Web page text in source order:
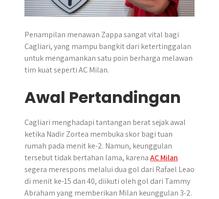
Penampilan menawan Zappa sangat vital bagi
Cagliari, yang mampu bangkit dari ketertinggalan
untuk mengamankan satu poin berharga melawan
tim kuat seperti AC Milan.
Awal Pertandingan
Cagliari menghadapi tantangan berat sejak awal
ketika Nadir Zortea membuka skor bagi tuan
rumah pada menit ke-2. Namun, keunggulan
tersebut tidak bertahan lama, karenaAC Milan
segera merespons melalui dua gol dari Rafael Leao
di menit ke-15 dan 40, diikuti oleh gol dari Tammy
Abraham yang memberikan Milan keunggulan 3-2.